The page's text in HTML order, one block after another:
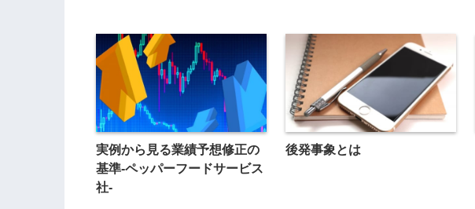
実例から見る業績予想修正の
基準-ペッパーフードサービス
社-
後発事象とは